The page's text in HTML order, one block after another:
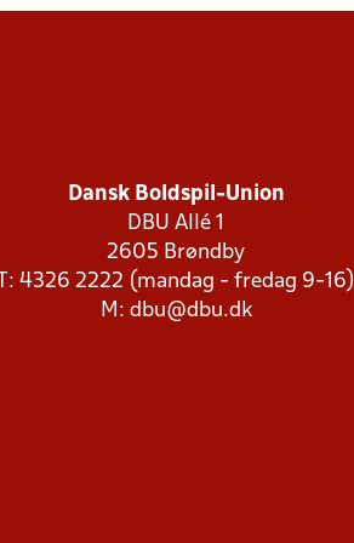
Dansk Boldspil-Union
DBU Allé 1
2605 Brøndby
T: 4326 2222 (mandag - fredag 9-16)
M: dbu@dbu.dk